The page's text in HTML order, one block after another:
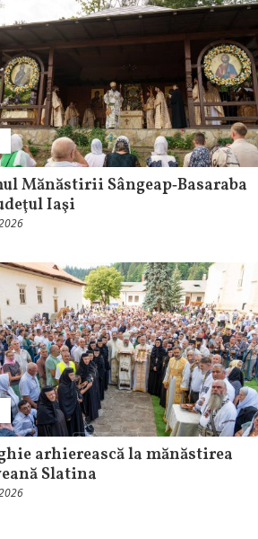
Mănăstirii Sângeap‑Basaraba
Iaşi
arhierească la mănăstirea
Slatina